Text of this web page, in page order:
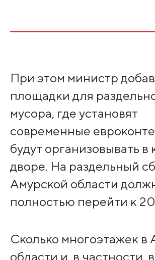
При этом министр
площадки для
мусора, где установят
современные
будут организовывать в
дворе. На раздельный
Амурской области
полностью перейти к
Сколько многоэтажек в
области и, в частности, в